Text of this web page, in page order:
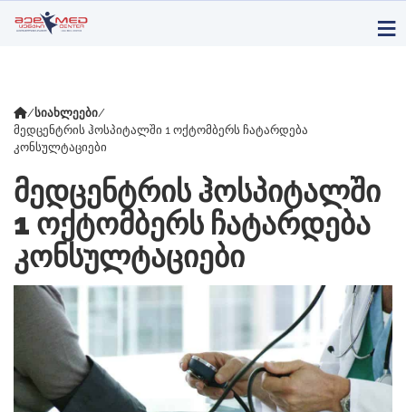
/სიახლეები/
მედცენტრის ჰოსპიტალში 1 ოქტომბერს ჩატარდება
კონსულტაციები
ᲛᲔᲓᲪᲔᲜᲢᲠᲘᲡ ᲰᲝᲡᲞᲘᲢᲐᲚᲨᲘ
1 ᲝᲥᲢᲝᲛᲑᲔᲠᲡ ᲩᲐᲢᲐᲠᲓᲔᲑᲐ
ᲙᲝᲜᲡᲣᲚᲢᲐᲪᲘᲔᲑᲘ